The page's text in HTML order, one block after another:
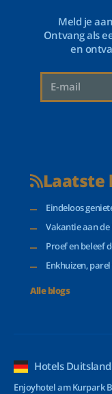
Meld je
Ontvang als
en
Laatste
Eindeloos
Vakantie aan de
Proef en beleef
Enkhuizen,
Alle blogs
Hotels Duitsland
Enjoyhotel am Kurpark